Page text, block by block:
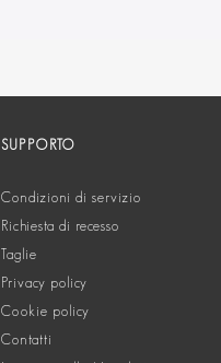
SUPPORTO
Condizioni di servizio
Richiesta di recesso
Taglie
Privacy policy
Cookie policy
Contatti